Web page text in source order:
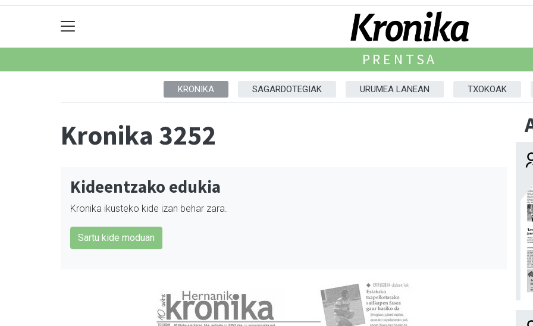
PRENTSA
KRONIKA SAGARDOTEGIAK URUMEA LANEAN TXOKOAK
Kronika 3252
Kideentzako edukia
Kronika ikusteko kide izan behar zara.
Sartu kide moduan